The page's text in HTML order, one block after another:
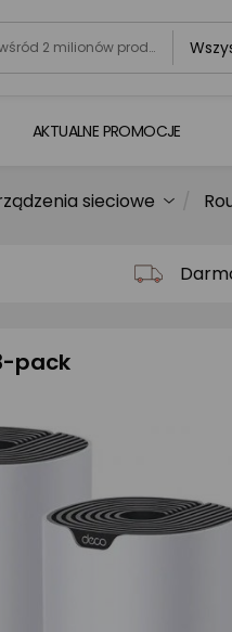
AKTUALNE PROMOCJE
sieciowe
pack